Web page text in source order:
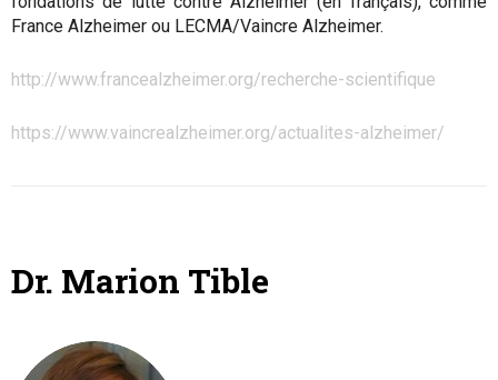
France Alzheimer ou LECMA/Vaincre Alzheimer.
http://www.francealzheimer.org/recherche-scientifique
https://www.vaincrealzheimer.org/actualites-alzheimer/
Dr. Marion Tible